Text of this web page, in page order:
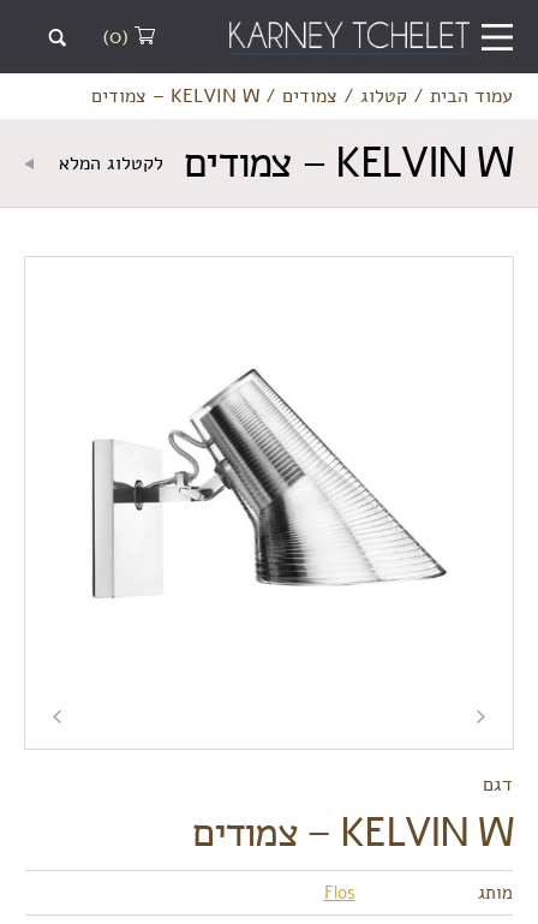
(0)
עמוד הבית/ קטלוג/ צמודים/ KELVIN W – צמודים
KELVIN W – צמודים לקטלוג המלא
דגם
KELVIN W – צמודים
מותג Flos